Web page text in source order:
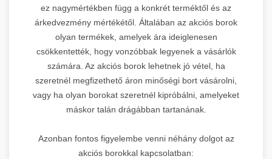
ez nagymértékben függ a konkrét terméktől és az
árkedvezmény mértékétől. Általában az akciós borok
olyan termékek, amelyek ára ideiglenesen
csökkentették, hogy vonzóbbak legyenek a vásárlók
számára. Az akciós borok lehetnek jó vétel, ha
szeretnél megfizethető áron minőségi bort vásárolni,
vagy ha olyan borokat szeretnél kipróbálni, amelyeket
máskor talán drágábban tartanának.
Azonban fontos figyelembe venni néhány dolgot az
akciós borokkal kapcsolatban: